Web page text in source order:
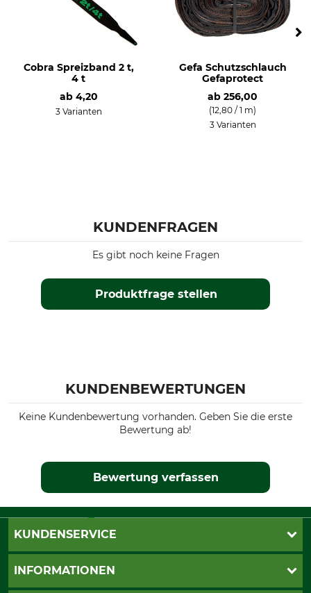
Cobra Spreizband 2 t,
4 t
ab 4,20
3 Varianten
Gefa Schutzschlauch
Gefaprotect
ab 256,00
(12,80 / 1 m)
3 Varianten
KUNDENFRAGEN
Produktfrage stellen
Es gibt noch keine Fragen
KUNDENBEWERTUNGEN
Keine Kundenbewertung vorhanden. Geben Sie die erste
Bewertung ab!
Bewertung verfassen
KUNDENSERVICE
Live-Shopping
INFORMATIONEN